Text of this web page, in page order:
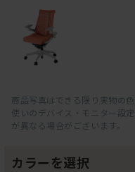
商品写真はできる限り実物の
使いのデバイス・モニター設
が異なる場合がございます。
カラーを選択